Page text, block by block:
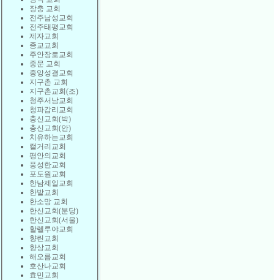
장충 교회
전주남성교회
전주태평교회
제자교회
종교교회
주안장로교회
중문 교회
중앙성결교회
지구촌 교회
지구촌교회(조)
청주서남교회
청파감리교회
충신교회(박)
충신교회(안)
치유하는교회
캘거리교회
평안의교회
풍성한교회
포도원교회
한남제일교회
한밭교회
한소망 교회
한신교회(분당)
한신교회(서울)
할렐루야교회
향린교회
향상교회
해오름교회
호산나교회
효민교회